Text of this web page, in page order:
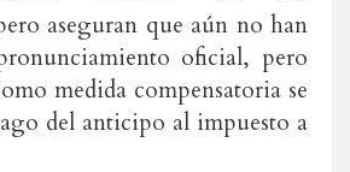
aseguran que aún no han
oficial, pero
medida compensatoria se
del anticipo al impuesto a